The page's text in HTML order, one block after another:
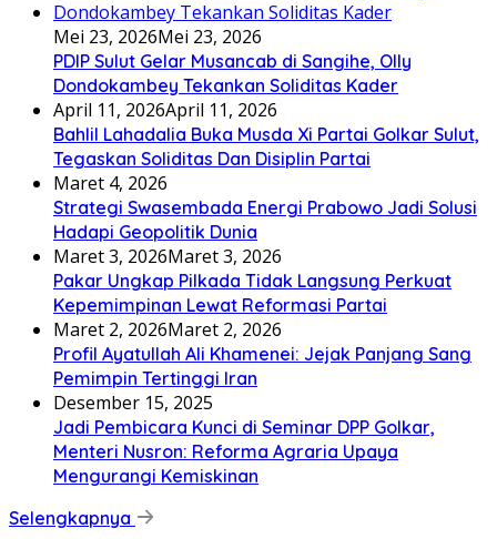
Mei 23, 2026Mei 23, 2026
PDIP Sulut Gelar Musancab di Sangihe, Olly
Dondokambey Tekankan Soliditas Kader
April 11, 2026April 11, 2026
Bahlil Lahadalia Buka Musda Xi Partai Golkar Sulut,
Tegaskan Soliditas Dan Disiplin Partai
Maret 4, 2026
Strategi Swasembada Energi Prabowo Jadi Solusi
Hadapi Geopolitik Dunia
Maret 3, 2026Maret 3, 2026
Pakar Ungkap Pilkada Tidak Langsung Perkuat
Kepemimpinan Lewat Reformasi Partai
Maret 2, 2026Maret 2, 2026
Profil Ayatullah Ali Khamenei: Jejak Panjang Sang
Pemimpin Tertinggi Iran
Desember 15, 2025
Jadi Pembicara Kunci di Seminar DPP Golkar,
Menteri Nusron: Reforma Agraria Upaya
Mengurangi Kemiskinan
Selengkapnya